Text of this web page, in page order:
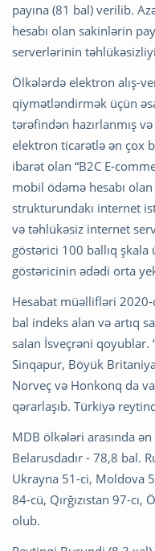
payına (81 bal) verilib.
hesabı olan sakinlərin
serverlərinin
Ölkələrdə elektron alış-
qiymətləndirmək üçün
tərəfindən hazırlanmış
elektron ticarətlə ən çox
ibarət olan “B2C E-
mobil ödəmə hesabı
strukturundakı internet
və təhlükəsiz internet
göstərici 100 ballıq
göstəricinin ədədi orta
Hesabat müəllifləri
bal indeks alan və artıq
salan İsveçrəni qoyublar.
Sinqapur, Böyük
Norveç və Honkonq da
qərarlaşıb. Türkiyə
MDB ölkələri arasında
Belarusdadır - 78,8 bal.
Ukrayna 51-ci, Moldova
84-cü, Qırğızıstan 97-
olub.